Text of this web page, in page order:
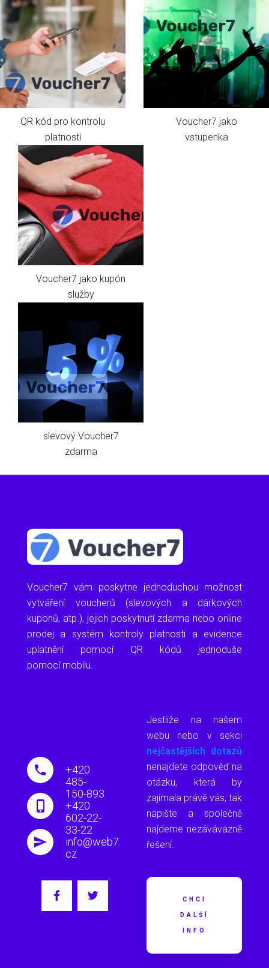
QR kód pro kontrolu
platnosti
Voucher7 jako
vstupenka
Voucher7 jako kupón
služby
slevový Voucher7
zdarma
Voucher7 vám poskytne jednoduchou možnost
vytváření voucherů (slevových a dárkových
kuponů, atp.), jejich poskytnutí zdarma nebo online
prodej a systém kontroly platnosti a evidence
uplatnění pomocí QR kódů jednoduše
pomocí mobilu.
+420
485-
150-893
+420
602-22-
33-22
info@web7.
cz
Jestliže na našem
webu nebo v sekci
nejčastějších dotazů
nenajdete odpověď na
otázku, která by
zajímala právě vás, tak
napište a společně
najdeme nezávávazně
řešení.
CHCI
DALŠÍ
INFO